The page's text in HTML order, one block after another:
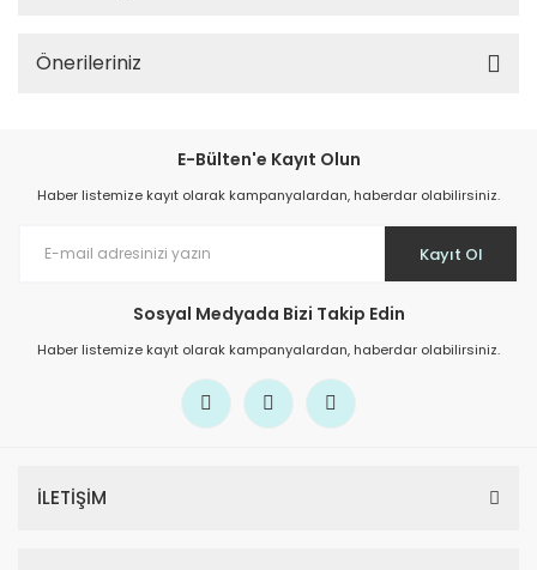
Önerileriniz
E-Bülten'e Kayıt Olun
Haber listemize kayıt olarak kampanyalardan, haberdar olabilirsiniz.
Kayıt Ol
Sosyal Medyada Bizi Takip Edin
Haber listemize kayıt olarak kampanyalardan, haberdar olabilirsiniz.
İLETİŞİM